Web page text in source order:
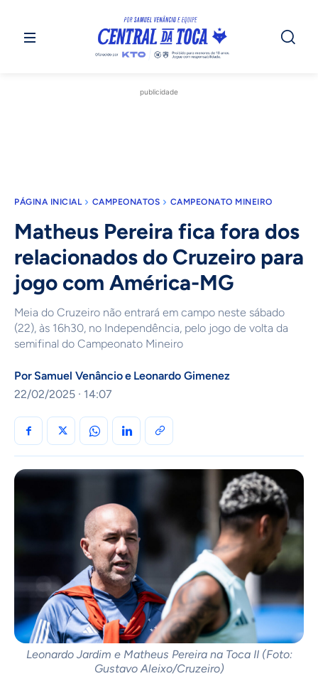
publicidade
PÁGINA INICIAL CAMPEONATOS CAMPEONATO MINEIRO
Matheus Pereira fica fora dos
relacionados do Cruzeiro para
jogo com América-MG
Meia do Cruzeiro não entrará em campo neste sábado
(22), às 16h30, no Independência, pelo jogo de volta da
semifinal do Campeonato Mineiro
Por Samuel Venâncioe Leonardo Gimenez
22/02/2025 · 14:07
Leonardo Jardim e Matheus Pereira na Toca II (Foto:
Gustavo Aleixo/Cruzeiro)